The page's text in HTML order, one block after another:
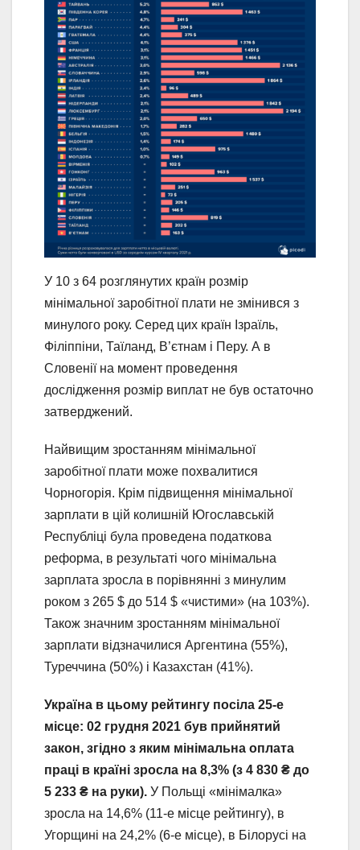
У 10 з 64 розглянутих країн розмір
мінімальної заробітної плати не змінився з
минулого року. Серед цих країн Ізраїль,
Філіппіни, Таїланд, В’єтнам і Перу. А в
Словенії на момент проведення
дослідження розмір виплат не був остаточно
затверджений.
Найвищим зростанням мінімальної
заробітної плати може похвалитися
Чорногорія. Крім підвищення мінімальної
зарплати в цій колишній Югославській
Республіці була проведена податкова
реформа, в результаті чого мінімальна
зарплата зросла в порівнянні з минулим
роком з 265 $ до 514 $ «чистими» (на 103%).
Також значним зростанням мінімальної
зарплати відзначилися Аргентина (55%),
Туреччина (50%) і Казахстан (41%).
Україна в цьому рейтингу посіла 25-е
місце: 02 грудня 2021 був прийнятий
закон, згідно з яким мінімальна оплата
праці в країні зросла на 8,3% (з 4 830 ₴ до
5 233 ₴ на руки). У Польщі «мінімалка»
зросла на 14,6% (11-е місце рейтингу), в
Угорщині на 24,2% (6-е місце), в Білорусі на